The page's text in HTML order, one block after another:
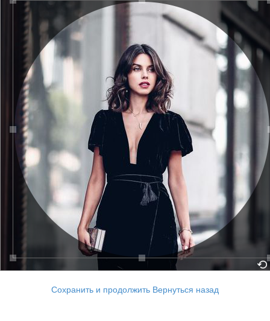
Сохранить и продолжить Вернуться назад